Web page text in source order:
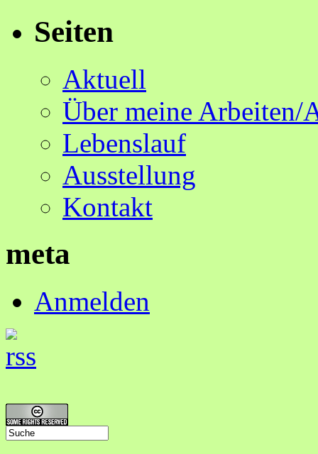
Seiten
Aktuell
Über meine Arbeiten/
Lebenslauf
Ausstellung
Kontakt
meta
Anmelden